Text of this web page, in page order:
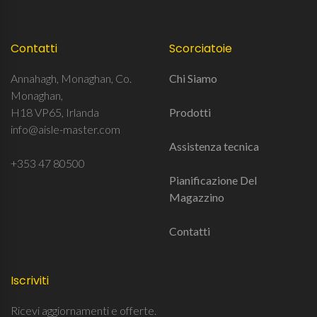
Contatti
Annahagh, Monaghan, Co.
Monaghan,
H18 VP65, Irlanda
info@aisle-master.com
+353 47 80500
Scorciatoie
Chi Siamo
Prodotti
Assistenza tecnica
Pianificazione Del
Magazzino
Contatti
Iscriviti
Ricevi aggiornamenti e offerte.